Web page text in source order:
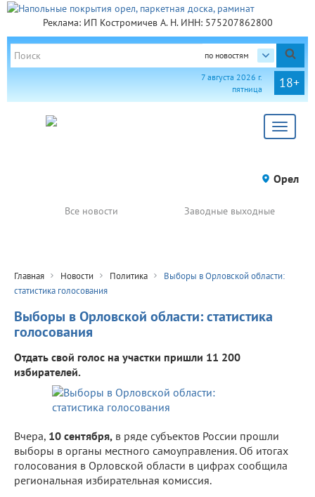
Реклама: ИП Костромичев А. Н. ИНН: 575207862800
по новостям
18+
7 августа 2026 г.
пятница
Toggle
Орел
Все новости Заводные выходные
Главная Новости Политика
Выборы в Орловской области:
статистика голосования
Выборы в Орловской области: статистика
голосования
Отдать свой голос на участки пришли 11 200
избирателей.
Вчера, 10 сентября, в ряде субъектов России прошли
выборы в органы местного самоуправления. Об итогах
голосования в Орловской области в цифрах сообщила
региональная избирательная комиссия.